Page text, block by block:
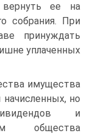
вернуть ее на
собрания. При
принуждать
уплаченных
имущества
но
и
общества